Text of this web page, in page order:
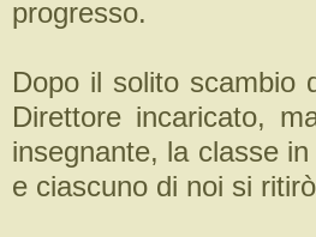
progresso.
Dopo il solito scambio
Direttore incaricato,
insegnante, la classe
e ciascuno di noi si